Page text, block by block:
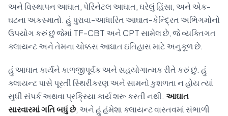
અને વિસ્થાપન આઘાત, પેરિનેટલ આઘાત, ઘરેલું હિંસા, અને એક-
ઘટના અકસ્માતો. હું પુરાવા-આધારિત આઘાત-કેન્દ્રિત અભિગમોનો
ઉપયોગ કરું છું જેમાં TF-CBT અને CPT સામેલ છે, જે વ્યક્તિગત
ક્લાયન્ટ અને તેમના ચોક્કસ આઘાત ઇતિહાસ માટે અનુકૂળ છે.
હું આઘાત કાર્યને કાળજીપૂર્વક અને સહયોગાત્મક રીતે કરું છું. હું
ક્લાયન્ટ પાસે પૂરતી સ્થિરીકરણ અને સામનો કુશળતા ન હોય ત્યાં
સુધી સંપર્ક અથવા પ્રક્રિયા કાર્ય શરૂ કરતી નથી. આઘાત
સારવારમાં ગતિ બધું છે, અને હું હંમેશા ક્લાયન્ટ વાસ્તવમાં સંભાળી